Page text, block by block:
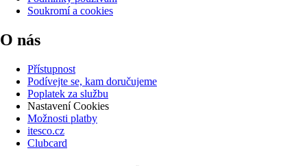
Soukromí a cookies
O nás
Přístupnost
Podívejte se, kam doručujeme
Poplatek za službu
Nastavení Cookies
Možnosti platby
itesco.cz
Clubcard